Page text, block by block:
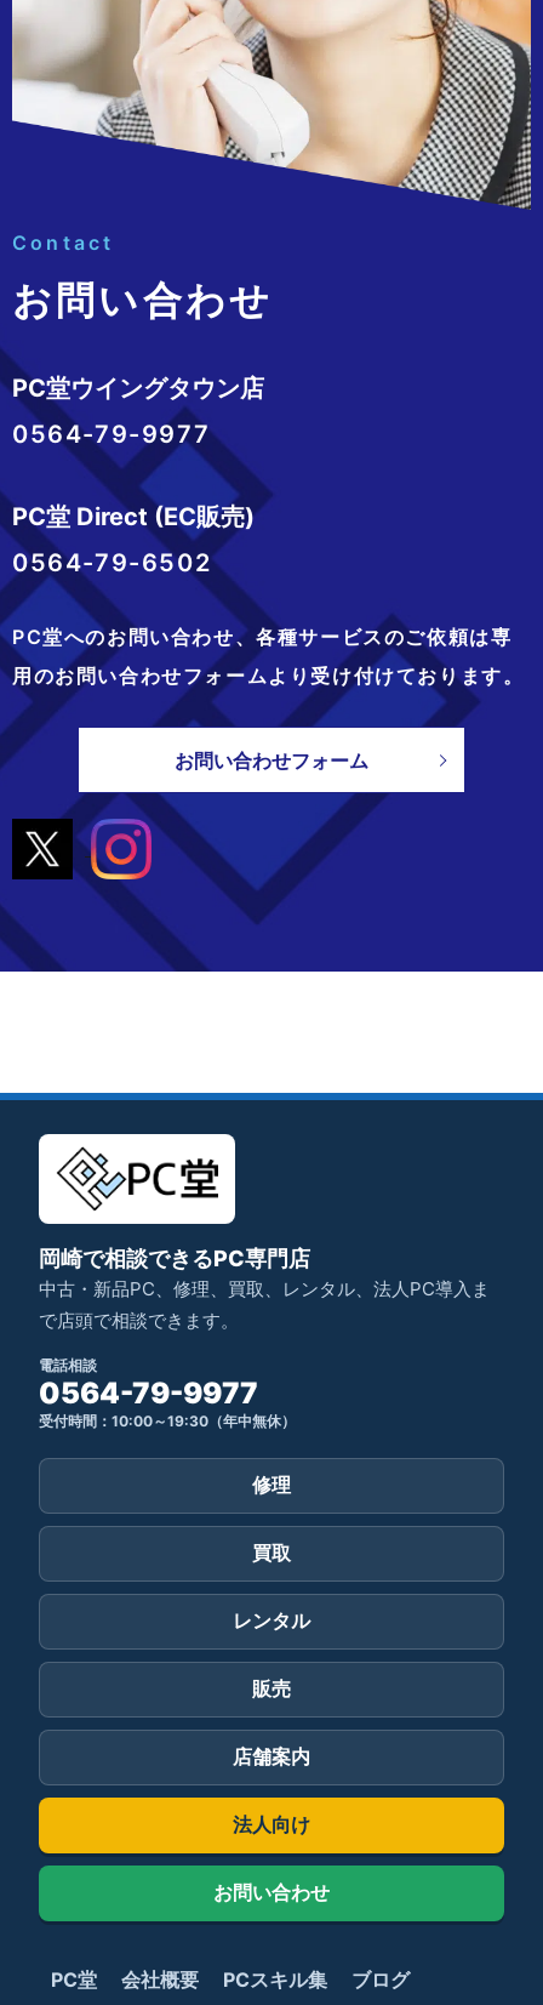
Contact
お問い合わせ
PC堂ウイングタウン店
0564-79-9977
PC堂 Direct (EC販売)
0564-79-6502
PC堂へのお問い合わせ、各種サービスのご依頼は専
用のお問い合わせフォームより 受け付けております。
お問い合わせフォーム
岡崎で相談できるPC専門店
中古・新品PC、修理、買取、レンタル、法人PC導入ま
で店頭で相談できます。
電話相談
0564-79-9977
受付時間：10:00～19:30（年中無休）
修理
買取
レンタル
販売
店舗案内
法人向け
お問い合わせ
PC堂 会社概要 PCスキル集 ブログ